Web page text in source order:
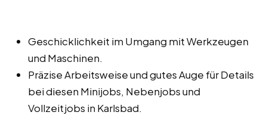
Geschicklichkeit im Umgang mit Werkzeugen
und Maschinen.
Präzise Arbeitsweise und gutes Auge für Details
bei diesen Minijobs, Nebenjobs und
Vollzeitjobs in Karlsbad.